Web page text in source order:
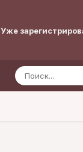
Уже